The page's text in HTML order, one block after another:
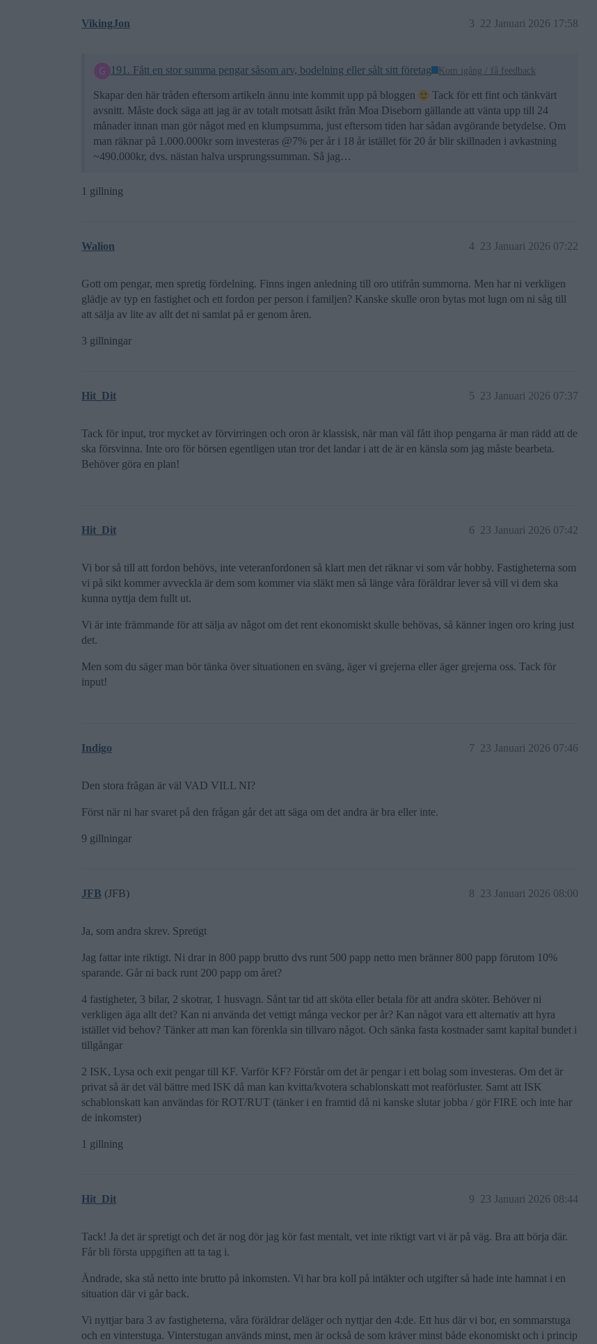
VikingJon 22 Januari 2026 17:58
3
191. Fått en stor summa pengar såsom arv, bodelning eller sålt sitt företag Kom igång / få feedback
Skapar den här tråden eftersom artikeln ännu inte kommit upp på bloggen
Tack för ett fint och tänkvärt
avsnitt. Måste dock säga att jag är av totalt motsatt åsikt från Moa Diseborn gällande att vänta upp till 24
månader innan man gör något med en klumpsumma, just eftersom tiden har sådan avgörande betydelse. Om
man räknar på 1.000.000kr som investeras @7% per år i 18 år istället för 20 år blir skillnaden i avkastning
~490.000kr, dvs. nästan halva ursprungssumman. Så jag…
1 gillning
Walion 23 Januari 2026 07:22
4
Gott om pengar, men spretig fördelning. Finns ingen anledning till oro utifrån summorna. Men har ni verkligen
glädje av typ en fastighet och ett fordon per person i familjen? Kanske skulle oron bytas mot lugn om ni såg till
att sälja av lite av allt det ni samlat på er genom åren.
3 gillningar
Hit_Dit 23 Januari 2026 07:37
5
Tack för input, tror mycket av förvirringen och oron är klassisk, när man väl fått ihop pengarna är man rädd att de
ska försvinna. Inte oro för börsen egentligen utan tror det landar i att de är en känsla som jag måste bearbeta.
Behöver göra en plan!
Hit_Dit 23 Januari 2026 07:42
6
Vi bor så till att fordon behövs, inte veteranfordonen så klart men det räknar vi som vår hobby. Fastigheterna som
vi på sikt kommer avveckla är dem som kommer via släkt men så länge våra föräldrar lever så vill vi dem ska
kunna nyttja dem fullt ut.
Vi är inte främmande för att sälja av något om det rent ekonomiskt skulle behövas, så känner ingen oro kring just
det.
Men som du säger man bör tänka över situationen en sväng, äger vi grejerna eller äger grejerna oss. Tack för
input!
Indigo 23 Januari 2026 07:46
7
Den stora frågan är väl VAD VILL NI?
Först när ni har svaret på den frågan går det att säga om det andra är bra eller inte.
9 gillningar
JFB (JFB) 23 Januari 2026 08:00
8
Ja, som andra skrev. Spretigt
Jag fattar inte riktigt. Ni drar in 800 papp brutto dvs runt 500 papp netto men bränner 800 papp förutom 10%
sparande. Går ni back runt 200 papp om året?
4 fastigheter, 3 bilar, 2 skotrar, 1 husvagn. Sånt tar tid att sköta eller betala för att andra sköter. Behöver ni
verkligen äga allt det? Kan ni använda det vettigt många veckor per år? Kan något vara ett alternativ att hyra
istället vid behov? Tänker att man kan förenkla sin tillvaro något. Och sänka fasta kostnader samt kapital bundet i
tillgångar
2 ISK, Lysa och exit pengar till KF. Varför KF? Förstår om det är pengar i ett bolag som investeras. Om det är
privat så är det väl bättre med ISK då man kan kvitta/kvotera schablonskatt mot reaförluster. Samt att ISK
schablonskatt kan användas för ROT/RUT (tänker i en framtid då ni kanske slutar jobba / gör FIRE och inte har
de inkomster)
1 gillning
Hit_Dit 23 Januari 2026 08:44
9
Tack! Ja det är spretigt och det är nog dör jag kör fast mentalt, vet inte riktigt vart vi är på väg. Bra att börja där.
Får bli första uppgiften att ta tag i.
Ändrade, ska stå netto inte brutto på inkomsten. Vi har bra koll på intäkter och utgifter så hade inte hamnat i en
situation där vi går back.
Vi nyttjar bara 3 av fastigheterna, våra föräldrar deläger och nyttjar den 4:de. Ett hus där vi bor, en sommarstuga
och en vinterstuga. Vinterstugan används minst, men är också de som kräver minst både ekonomiskt och i princip